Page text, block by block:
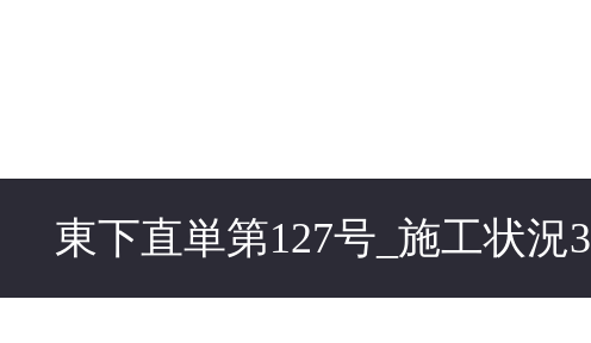
東下直単第127号_施工状況3